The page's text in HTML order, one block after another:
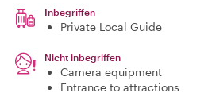
Inbegriffen
Private Local Guide
Nicht inbegriffen
Camera equipment
Entrance to attractions